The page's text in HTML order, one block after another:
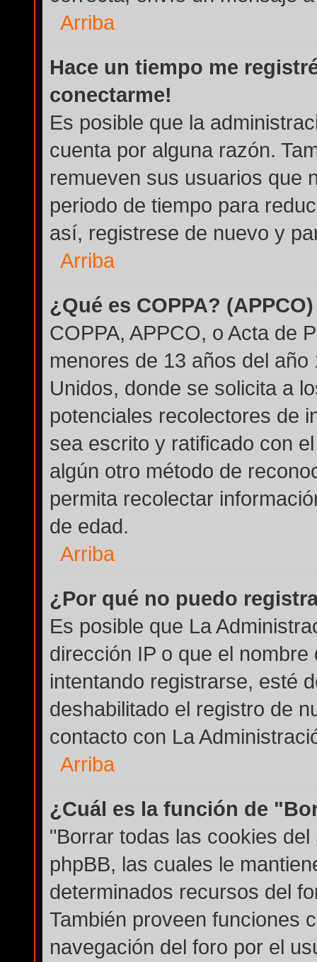
Arriba
Hace un tiempo me
conectarme!
Es posible que la
cuenta por alguna razón.
remueven sus usuarios que
periodo de tiempo para
así, registrese de nuevo y
Arriba
¿Qué es COPPA? (APPCO)
COPPA, APPCO, o Acta de
menores de 13 años del
Unidos, donde se solicita a
potenciales recolectores de
sea escrito y ratificado con
algún otro método de
permita recolectar
de edad.
Arriba
¿Por qué no puedo
Es posible que La
dirección IP o que el
intentando registrarse, esté
deshabilitado el registro de
contacto con La
Arriba
¿Cuál es la función de
"Borrar todas las cookies
phpBB, las cuales le
determinados recursos del
También proveen funciones
navegación del foro por el